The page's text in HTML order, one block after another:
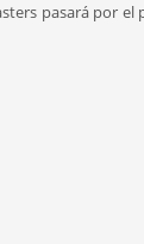
pasará por